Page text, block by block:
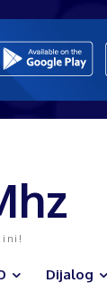
Dijalog